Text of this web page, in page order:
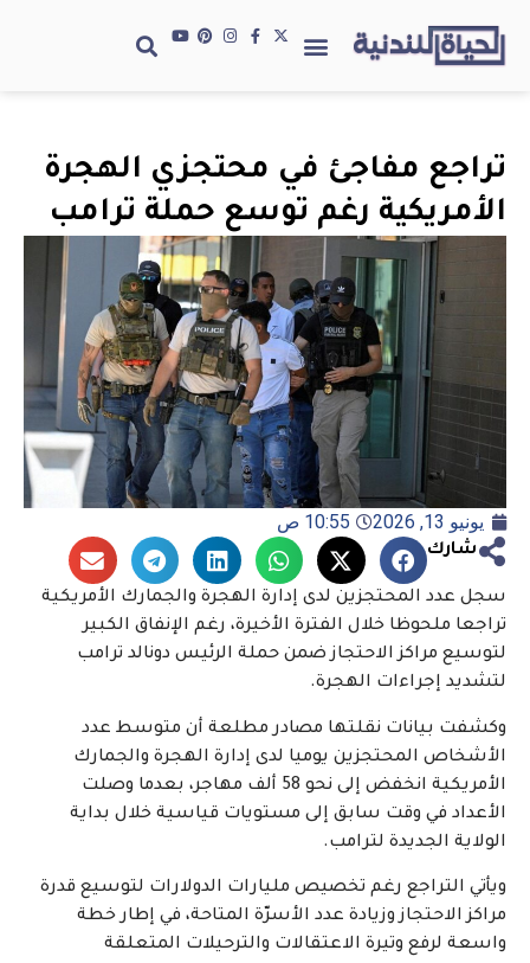
تراجع مفاجئ في محتجزي الهجرة
الأمريكية رغم توسع حملة ترامب
يونيو 13, 2026 10:55 ص
شارك
سجل عدد المحتجزين لدى إدارة الهجرة والجمارك الأمريكية
تراجعا ملحوظا خلال الفترة الأخيرة، رغم الإنفاق الكبير
لتوسيع مراكز الاحتجاز ضمن حملة الرئيس دونالد ترامب
لتشديد إجراءات الهجرة.
وكشفت بيانات نقلتها مصادر مطلعة أن متوسط عدد
الأشخاص المحتجزين يوميا لدى إدارة الهجرة والجمارك
الأمريكية انخفض إلى نحو 58 ألف مهاجر، بعدما وصلت
الأعداد في وقت سابق إلى مستويات قياسية خلال بداية
الولاية الجديدة لترامب.
ويأتي التراجع رغم تخصيص مليارات الدولارات لتوسيع قدرة
مراكز الاحتجاز وزيادة عدد الأسرّة المتاحة، في إطار خطة
واسعة لرفع وتيرة الاعتقالات والترحيلات المتعلقة